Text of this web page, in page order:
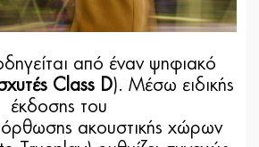
από έναν ψηφιακό
Class D). Μέσω ειδικής
έκδοσης του
ακουστικής χώρων